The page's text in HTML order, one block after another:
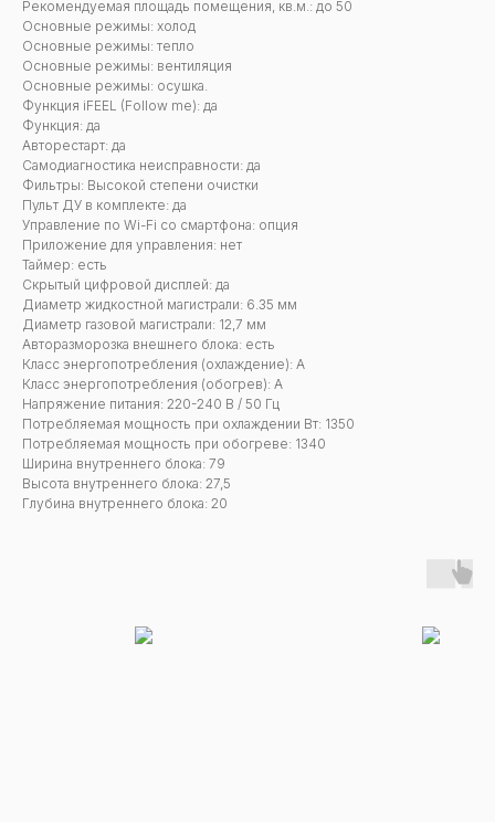
Рекомендуемая площадь помещения, кв.м.: до 50
Основные режимы: холод
Основные режимы: тепло
Основные режимы: вентиляция
Основные режимы: осушка.
Функция iFEEL (Follow me): да
Функция: да
Авторестарт: да
Самодиагностика неисправности: да
Фильтры: Высокой степени очистки
Пульт ДУ в комплекте: да
Управление по Wi-Fi со смартфона: опция
Приложение для управления: нет
Таймер: есть
Скрытый цифровой дисплей: да
Диаметр жидкостной магистрали: 6.35 мм
Диаметр газовой магистрали: 12,7 мм
Авторазморозка внешнего блока: есть
Класс энергопотребления (охлаждение): А
Класс энергопотребления (обогрев): А
Напряжение питания: 220-240 В / 50 Гц
Потребляемая мощность при охлаждении Вт: 1350
Потребляемая мощность при обогреве: 1340
Ширина внутреннего блока: 79
Высота внутреннего блока: 27,5
Глубина внутреннего блока: 20